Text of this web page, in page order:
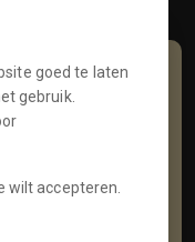
goed te laten
gebruik.
wilt accepteren.